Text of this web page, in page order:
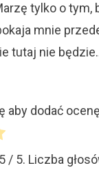
tylko o tym,
mnie
tutaj nie
aby dodać
5/ 5. Liczba